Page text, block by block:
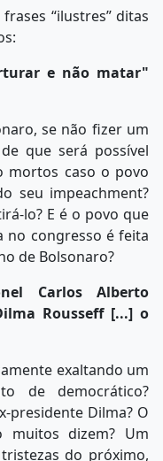
“ilustres” ditas
e não matar"
se não fizer um
que será possível
mortos caso o povo
seu impeachment?
lo? E é o povo que
no congresso é feita
de Bolsonaro?
Carlos Alberto
Rousseff [...] o
exaltando um
de democrático?
presidente Dilma? O
dizem? Um
do próximo,